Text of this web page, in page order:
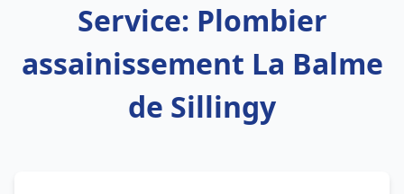
Service: Plombier
assainissement La Balme
de Sillingy